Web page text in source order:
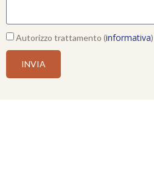
Autorizzo trattamento (informativa)
INVIA